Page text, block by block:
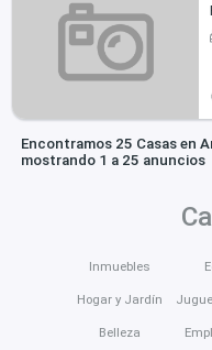
Encontramos 25 Casas en
mostrando 1 a 25 anuncios
Inmuebles
Hogar y Jardín
Belleza